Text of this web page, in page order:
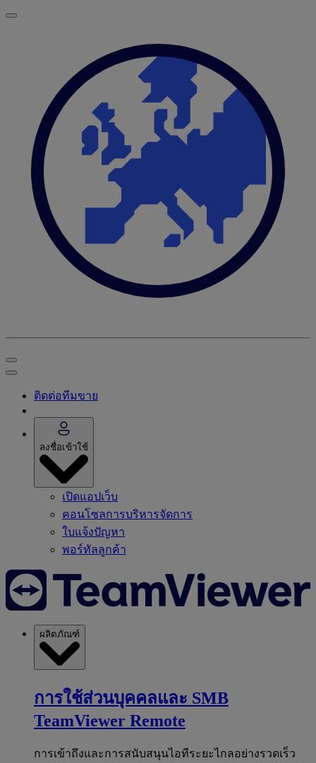
ติดต่อทีมขาย
ลงชื่อเข้าใช้
เปิดแอปเว็บ
คอนโซลการบริหารจัดการ
ใบแจ้งปัญหา
พอร์ทัลลูกค้า
ผลิตภัณฑ์
การใช้ส่วนบุคคลและ SMB
TeamViewer Remote
การเข้าถึงและการสนับสนุนไอทีระยะไกลอย่างรวดเร็ว